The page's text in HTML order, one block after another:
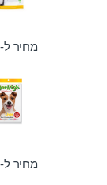
מחיר ל-100 גרם:
מחיר ל-100 גרם: